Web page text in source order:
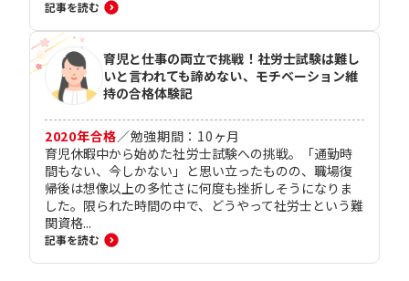
記事を読む
育児と仕事の両立で挑戦！社労士試験は難し
いと言われても諦めない、モチベーション維
持の合格体験記
2020年合格／勉強期間： 10 ヶ月
育児休暇中から始めた社労士試験への挑戦。「通勤時
間もない、今しかない」と思い立ったものの、職場復
帰後は想像以上の多忙さに何度も挫折しそうになりま
した。限られた時間の中で、どうやって社労士という難
関資格...
記事を読む